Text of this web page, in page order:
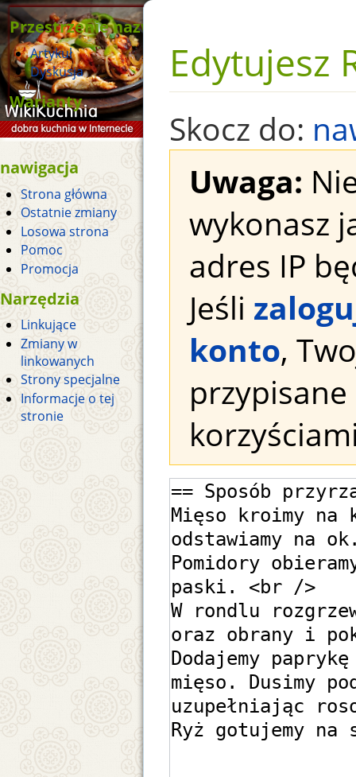
Edytujesz
Skocz do:
Uwaga:
wykonasz
adres IP
Jeśli
konto,
Przestrzenie nazw
Artykuł
Dyskusja
Warianty
nawigacja
Strona główna
Ostatnie zmiany
Losowa strona
Pomoc
Promocja
Narzędzia
Linkujące
Zmiany w
linkowanych
Strony specjalne
Informacje o tej
stronie